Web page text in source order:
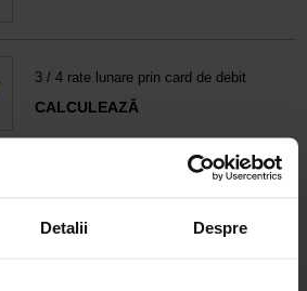
Detalii Despre
3 / 4 rate lunare prin card de debit
CALCULEAZĂ
6-60 rate lunare prin credit 100% online